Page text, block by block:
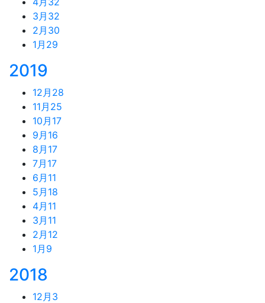
3月 32
2月 30
1月 29
2019
12月 28
11月 25
10月 17
9月 16
8月 17
7月 17
6月 11
5月 18
4月 11
3月 11
2月 12
1月 9
2018
12月 3